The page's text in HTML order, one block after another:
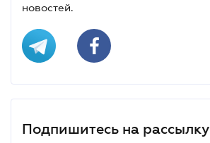
новостей.
Подпишитесь на рассылку